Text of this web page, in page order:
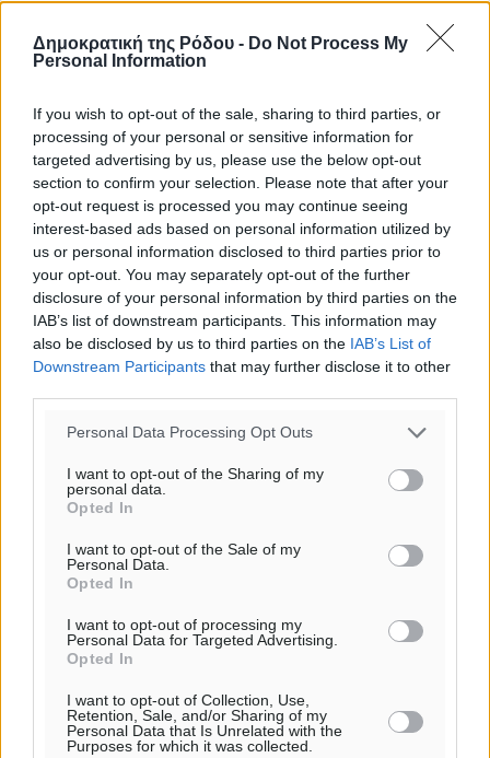
Δημοκρατική της Ρόδου - Do Not Process My
Personal Information
If you wish to opt-out of the sale, sharing to third parties, or
processing of your personal or sensitive information for
targeted advertising by us, please use the below opt-out
section to confirm your selection. Please note that after your
opt-out request is processed you may continue seeing
interest-based ads based on personal information utilized by
us or personal information disclosed to third parties prior to
your opt-out. You may separately opt-out of the further
disclosure of your personal information by third parties on the
IAB’s list of downstream participants. This information may
also be disclosed by us to third parties on the IAB’s List of
Downstream Participants that may further disclose it to other
Personal Data Processing Opt Outs
I want to opt-out of the Sharing of my
personal data.
Opted In
I want to opt-out of the Sale of my
Personal Data.
Opted In
I want to opt-out of processing my
Personal Data for Targeted Advertising.
Opted In
I want to opt-out of Collection, Use,
Retention, Sale, and/or Sharing of my
Personal Data that Is Unrelated with the
Purposes for which it was collected.
Ροή ειδήσεων
Δεύτερη πηγή εισοδήματος για τους επαγγελματίες
ψαράδες ο αλιευτικός τουρισμός
Ειδήσεις• πριν 8 λεπτά
Ακαθάριστα οικόπεδα: Τι γίνεται όταν ο ιδιοκτήτης
δεν τα καθαρίσει – Πώς κινούνται δήμοι και ΠΣ,
ποιος πληρώνει τον λογαριασμό
Τοπικές Ειδήσεις• πριν 16 λεπτά
Πού κινούνται οι κρατήσεις last minute σε Ελλάδα
από Γερμανούς
Ειδήσεις• πριν 21 λεπτά
Οδηγός στη Ρόδο τράκαρε σταθμευμένο αυτοκίνητο,
παρέσυρε 72χρονο και διέφυγε
Τοπικές Ειδήσεις• πριν 29 λεπτά
ξανασχεδιάζει τον επενδυτικό χάρτη της Ρόδου
Τοπικές Ειδήσεις
Γιάννης Βασιλάκης: «Η Πρωτοβάθμια Φροντίδα
Υγείας πρέπει να φτάνει σε κάθε γωνιά – Ενισχύουμε